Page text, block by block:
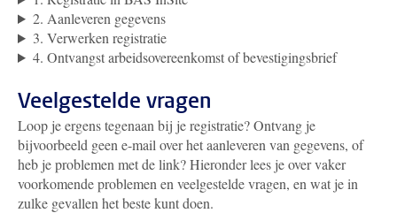
2. Aanleveren gegevens
3. Verwerken registratie
4. Ontvangst arbeidsovereenkomst of bevestigingsbrief
Veelgestelde vragen
Loop je ergens tegenaan bij je registratie? Ontvang je
bijvoorbeeld geen e-mail over het aanleveren van gegevens, of
heb je problemen met de link? Hieronder lees je over vaker
voorkomende problemen en veelgestelde vragen, en wat je in
zulke gevallen het beste kunt doen.